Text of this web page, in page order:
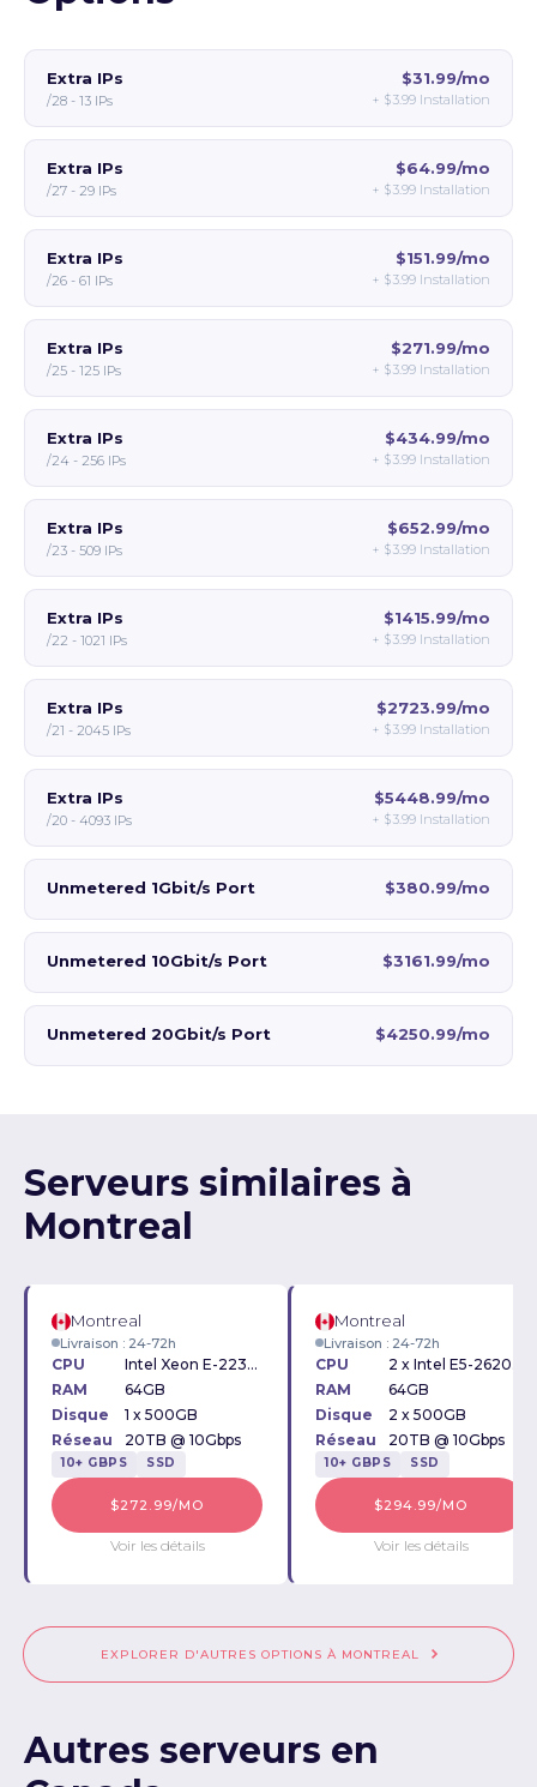
Extra IPs
/28 - 13 IPs
$31.99/mo
+ $3.99 Installation
Extra IPs
/27 - 29 IPs
$64.99/mo
+ $3.99 Installation
Extra IPs
/26 - 61 IPs
$151.99/mo
+ $3.99 Installation
Extra IPs
/25 - 125 IPs
$271.99/mo
+ $3.99 Installation
Extra IPs
/24 - 256 IPs
$434.99/mo
+ $3.99 Installation
Extra IPs
/23 - 509 IPs
$652.99/mo
+ $3.99 Installation
Extra IPs
/22 - 1021 IPs
$1415.99/mo
+ $3.99 Installation
Extra IPs
/21 - 2045 IPs
$2723.99/mo
+ $3.99 Installation
Extra IPs
/20 - 4093 IPs
$5448.99/mo
+ $3.99 Installation
Unmetered 1Gbit/s Port $380.99/mo
Unmetered 10Gbit/s Port $3161.99/mo
Unmetered 20Gbit/s Port $4250.99/mo
Serveurs similaires à
Montreal
Montreal
Livraison : 24-72h
CPU
Intel Xeon E-2236 3.40GHz
RAM
64GB
Disque
1 x 500GB
Réseau
20TB @ 10Gbps
10+ GBPS SSD
$272.99/MO
Voir les détails
Montreal
Livraison : 24-72h
CPU
RAM
64GB
Disque
2 x 500GB
Réseau
20TB @ 10Gbps
10+ GBPS SSD
$294.99/MO
Voir les détails
EXPLORER D'AUTRES OPTIONS À MONTREAL
Autres serveurs en